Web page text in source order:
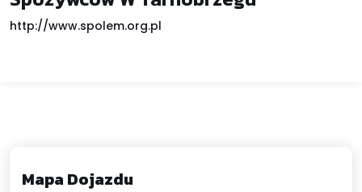
http://www.spolem.org.pl
Mapa Dojazdu